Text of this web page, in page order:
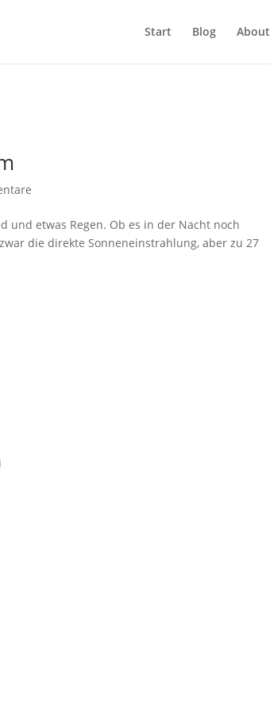
Start Blog About
und etwas Regen. Ob es in der Nacht noch
die direkte Sonneneinstrahlung, aber zu 27